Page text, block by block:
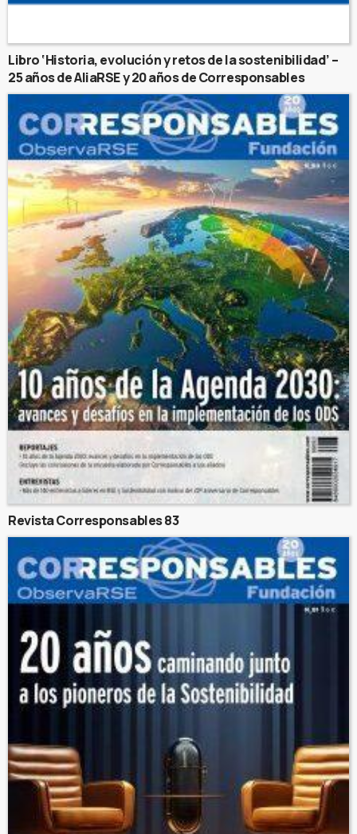
Libro ‘Historia, evolución y retos de la sostenibilidad’ –
25 años de AliaRSE y 20 años de Corresponsables
Revista Corresponsables 83